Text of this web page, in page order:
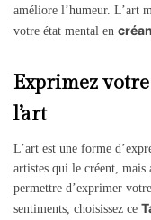
améliore l’humeur. L’art
votre état mental en
Exprimez
l’art
L’art est une forme
artistes qui le créent, mais
permettre d’exprimer
sentiments, choisissez ce